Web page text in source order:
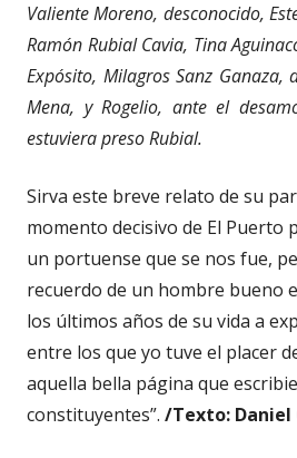
Valiente Moreno, desconocido,
Ramón Rubial Cavia, Tina
Expósito, Milagros Sanz Ganaza,
Mena, y Rogelio, ante el
estuviera preso Rubial.
Sirva este breve relato de su
momento decisivo de El Puerto
un portuense que se nos fue,
recuerdo de un hombre bueno
los últimos años de su vida a
entre los que yo tuve el placer
aquella bella página que
constituyentes”. /Texto: Daniel